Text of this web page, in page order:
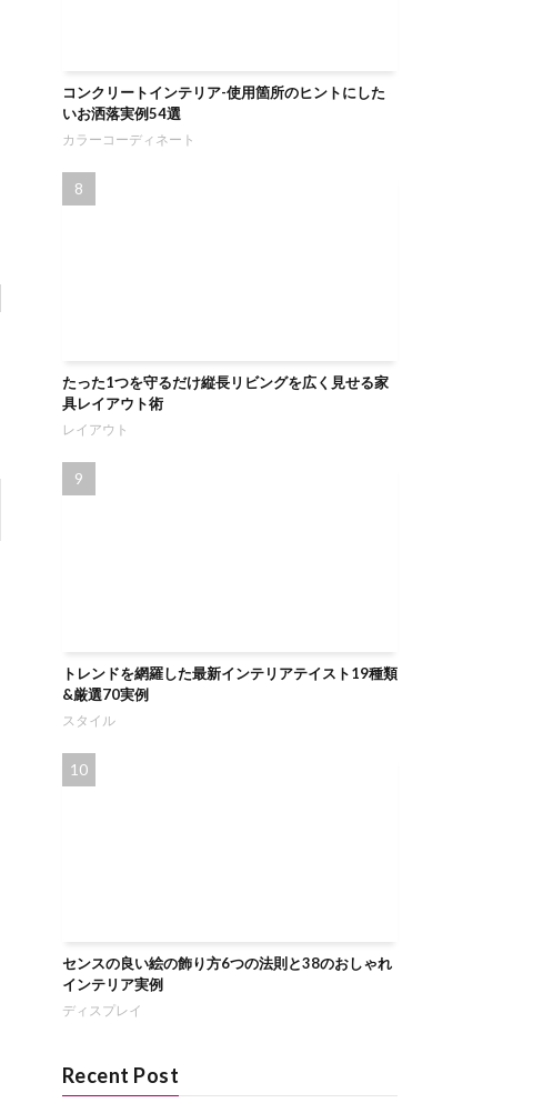
コンクリートインテリア-使用箇所のヒントにした
いお洒落実例54選
カラーコーディネート
たった1つを守るだけ縦長リビングを広く見せる家
具レイアウト術
レイアウト
トレンドを網羅した最新インテリアテイスト19種類
&厳選70実例
スタイル
センスの良い絵の飾り方6つの法則と38のおしゃれ
インテリア実例
ディスプレイ
Recent Post